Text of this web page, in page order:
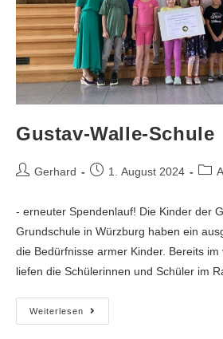
Gustav-Walle-Schule
Gerhard 1. August 2024
- erneuter Spendenlauf! Die Kinder der
Grundschule in Würzburg haben ein
die Bedürfnisse armer Kinder. Bereits
liefen die Schülerinnen und Schüler im
Weiterlesen